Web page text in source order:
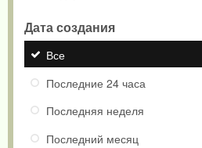
Дата создания
Все
Последние 24 часа
Последняя неделя
Последний месяц